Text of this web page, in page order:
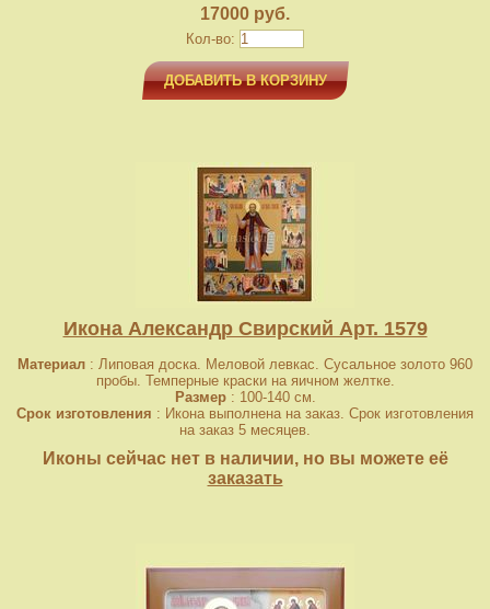
17000 руб.
Кол-во:
ДОБАВИТЬ В КОРЗИНУ
Икона Александр Свирский Арт. 1579
Материал : Липовая доска. Меловой левкас. Сусальное золото 960
пробы. Темперные краски на яичном желтке.
Размер: 100-140 см.
Срок изготовления : Икона выполнена на заказ. Срок изготовления
на заказ 5 месяцев.
Иконы сейчас нет в наличии, но вы можете её
заказать